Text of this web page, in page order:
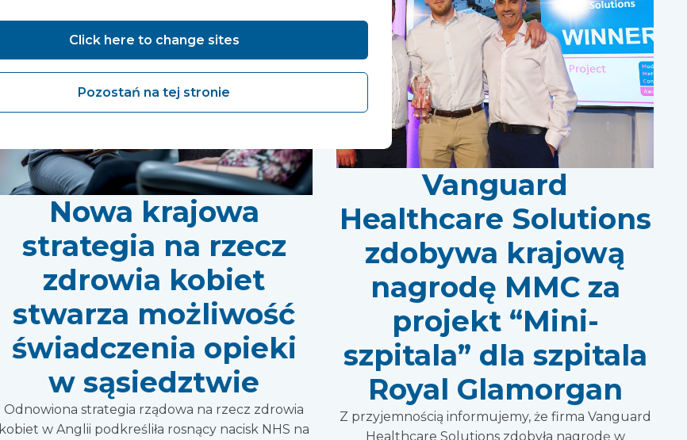
Nowa krajowa
strategia na rzecz
zdrowia kobiet
stwarza możliwość
świadczenia opieki
w sąsiedztwie
Odnowiona strategia rządowa na rzecz zdrowia
kobiet w Anglii podkreśliła rosnący nacisk NHS na
Vanguard
Healthcare Solutions
zdobywa krajową
nagrodę MMC za
projekt “Mini-
szpitala” dla szpitala
Royal Glamorgan
Z przyjemnością informujemy, że firma Vanguard
Healthcare Solutions zdobyła nagrodę w
Click here to change sites
Pozostań na tej stronie